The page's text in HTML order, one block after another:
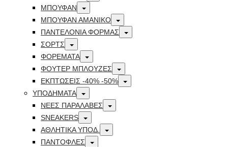
ΜΠΟΥΦΑΝ Toggle
ΜΠΟΥΦΑΝ ΑΜΑΝΙΚΟ Toggle
ΠΑΝΤΕΛΟΝΙΑ ΦΟΡΜΑΣ Toggle
ΣΟΡΤΣ Toggle
ΦΟΡΕΜΑΤΑ Toggle
ΦΟΥΤΕΡ ΜΠΛΟΥΖΕΣ Toggle
ΕΚΠΤΏΣΕΙΣ -40% -50% Toggle
ΥΠΟΔΗΜΑΤΑ Toggle
ΝΕΕΣ ΠΑΡΑΛΑΒΕΣ Toggle
SNEAKERS Toggle
ΑΘΛΗΤΙΚΑ ΥΠΟΔ. Toggle
ΠΑΝΤΟΦΛΕΣ Toggle